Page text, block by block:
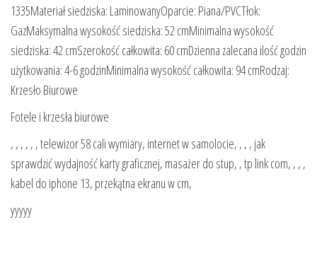
1335Materiał siedziska: LaminowanyOparcie: Piana/PVCTłok:
GazMaksymalna wysokość siedziska: 52 cmMinimalna wysokość
siedziska: 42 cmSzerokość całkowita: 60 cmDzienna zalecana ilość godzin
użytkowania: 4-6 godzinMinimalna wysokość całkowita: 94 cmRodzaj:
Krzesło Biurowe
Fotele i krzesła biurowe
, , , , , , telewizor 58 cali wymiary, internet w samolocie, , , , jak
sprawdzić wydajność karty graficznej, masażer do stup, , tp link com, , , ,
kabel do iphone 13, przekątna ekranu w cm,
yyyyy